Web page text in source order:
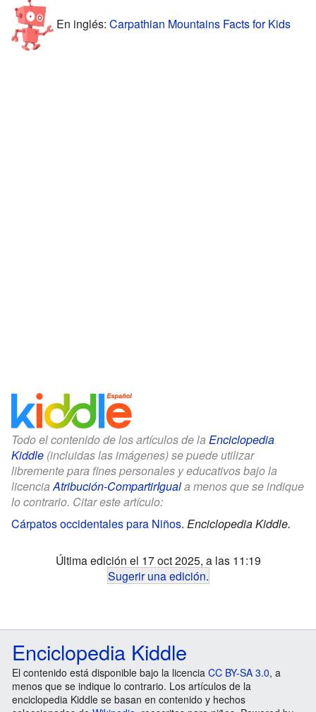
En inglés: Carpathian Mountains Facts for Kids
Todo el contenido de los artículos de la Enciclopedia
Kiddle (incluidas las imágenes) se puede utilizar
libremente para fines personales y educativos bajo la
licencia Atribución-CompartirIguala menos que se indique
lo contrario. Citar este artículo:
Cárpatos occidentales para Niños. Enciclopedia Kiddle.
Última edición el 17 oct 2025, a las 11:19
Sugerir una edición.
Enciclopedia Kiddle
El contenido está disponible bajo la licencia CC BY-SA 3.0, a
menos que se indique lo contrario. Los artículos de la
enciclopedia Kiddle se basan en contenido y hechos